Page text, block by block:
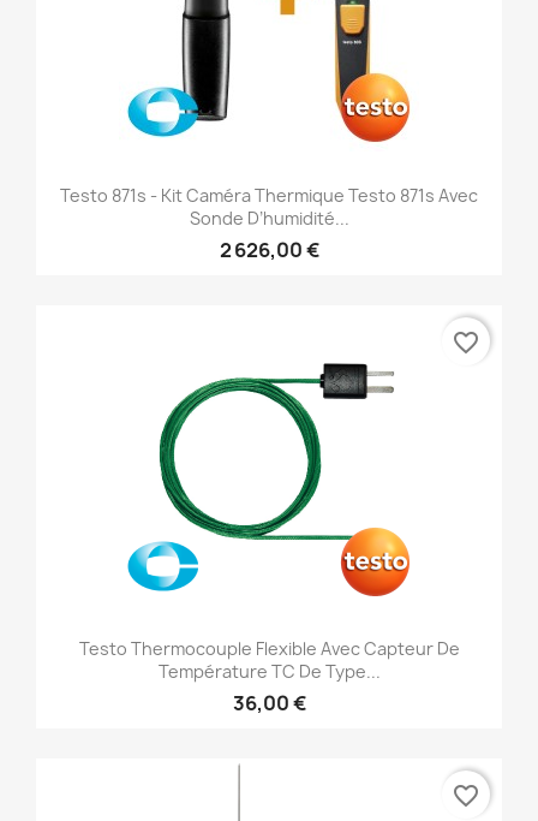
Testo 871s - Kit Caméra Thermique Testo 871s Avec
Sonde D’humidité...
2 626,00 €
Testo Thermocouple Flexible Avec Capteur De
Température TC De Type...
36,00 €
favorite_border
favorite_border